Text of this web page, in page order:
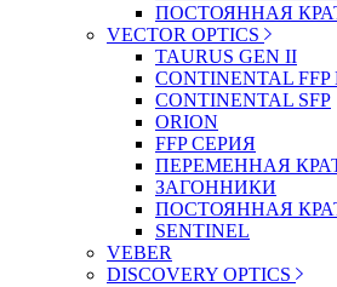
ПОСТОЯННАЯ
VECTOR OPTICS
TAURUS GEN II
CONTINENTAL FFP
CONTINENTAL SFP
ORION
FFP СЕРИЯ
ПЕРЕМЕННАЯ
ЗАГОННИКИ
ПОСТОЯННАЯ
SENTINEL
VEBER
DISCOVERY OPTICS